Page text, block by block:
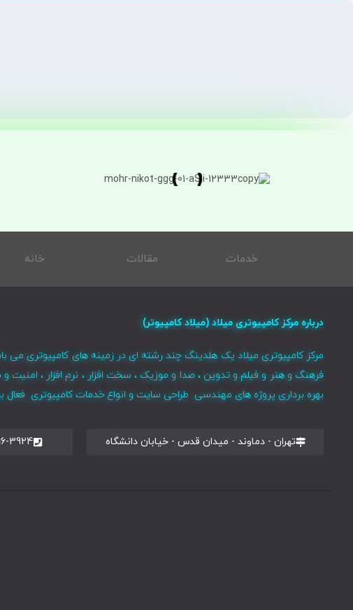
خدمات مقالات خانه
درباره مرکز کامپیوتری میلاد (میلاد کامپیوتر)
مرکز کامپیوتری میلاد یک هلدینگ چند رشته ای در زمینه های کامپیوتری
فرهنگ و هنر و فیلم و تدوین ، صدا و موزیک ، سخت افزار ، نرم افزار ،
بهره برداری پروژه های مهندسی طراحی سایت و انواع خدمات کامپیوتری فعال
تهران - دماوند - میدان قدس - خیابان دانشگاه 3924